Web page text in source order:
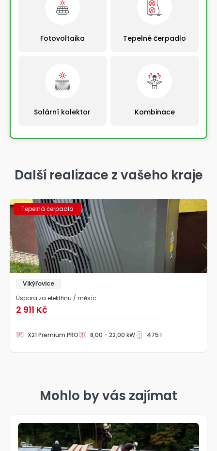
Fotovoltaika Tepelné čerpadlo
Solární kolektor Kombinace
Další realizace z vašeho kraje
Tepelná čerpadla
Vikýřovice
Úspora za elektřinu / měsíc
2 911 Kč
X21 Premium PRO 8,00 - 22,00 kW 475 l
Mohlo by vás zajímat